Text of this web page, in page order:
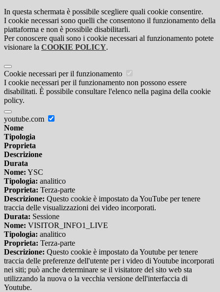
In questa schermata è possibile scegliere quali cookie consentire.
I cookie necessari sono quelli che consentono il funzionamento della
piattaforma e non è possibile disabilitarli.
Per conoscere quali sono i cookie necessari al funzionamento potete
visionare la COOKIE POLICY.
Cookie necessari per il funzionamento
I cookie necessari per il funzionamento non possono essere
disabilitati. È possibile consultare l'elenco nella pagina della cookie
policy.
youtube.com
Nome
Tipologia
Proprieta
Descrizione
Durata
Nome: YSC
Tipologia: analitico
Proprieta: Terza-parte
Descrizione: Questo cookie è impostato da YouTube per tenere
traccia delle visualizzazioni dei video incorporati.
Durata: Sessione
Nome: VISITOR_INFO1_LIVE
Tipologia: analitico
Proprieta: Terza-parte
Descrizione: Questo cookie è impostato da Youtube per tenere
traccia delle preferenze dell'utente per i video di Youtube incorporati
nei siti; può anche determinare se il visitatore del sito web sta
utilizzando la nuova o la vecchia versione dell'interfaccia di
Youtube.